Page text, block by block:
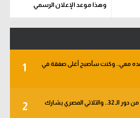
وهذا موعد الإعلان الرسمي
1
بوعده معي.. وكنت سأصبح أغلى صفقة في
2
خبر في الجول - الأهلي يبدأ من دور الـ 32.. والثلاثي المصري يشارك